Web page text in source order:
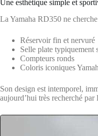
Une esthétique simple et
La Yamaha RD350 ne
Réservoir fin et nervuré
Selle plate typiquement
Compteurs ronds
Coloris iconiques
Son design est intemporel,
aujourd’hui très recherché